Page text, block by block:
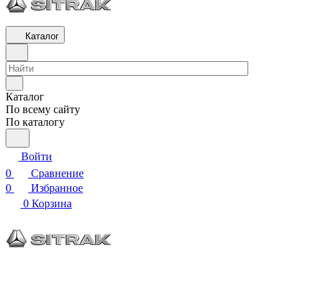
Каталог
Каталог
По всему сайту
По каталогу
Войти
0
Сравнение
0
Избранное
0 Корзина